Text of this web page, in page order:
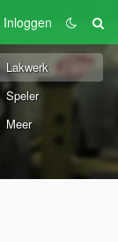
Inloggen
Lakwerk
Speler
Meer